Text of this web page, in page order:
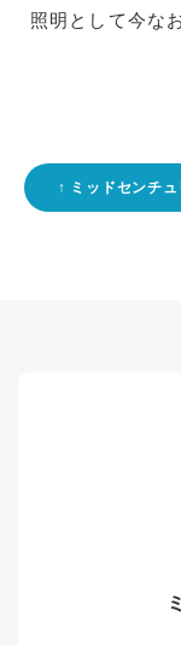
照明として今な
ミッドセンチ